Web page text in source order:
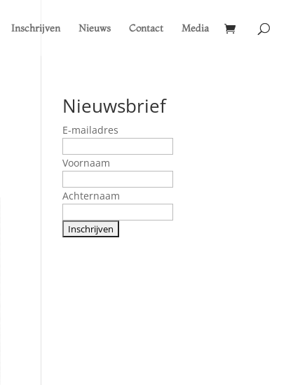
Inschrijven Nieuws Contact Media
Nieuwsbrief
E-mailadres
Voornaam
Achternaam